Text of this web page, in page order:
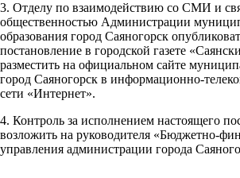
3. Отделу по взаимодействию со СМИ и
общественностью Администрации
образования город Саяногорск
постановление в городской газете
разместить на официальном сайте
город Саяногорск в информационно-
сети «Интернет».
4. Контроль за исполнением настоящего
возложить на руководителя «Бюджетно-
управления администрации города